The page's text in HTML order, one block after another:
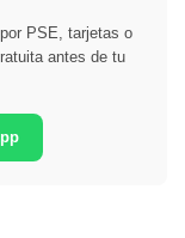
PSE, tarjetas o
antes de tu